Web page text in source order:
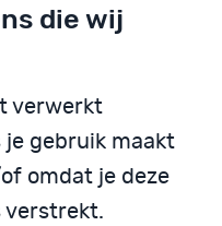
die wij
verwerkt
je gebruik maakt
omdat je deze
verstrekt.